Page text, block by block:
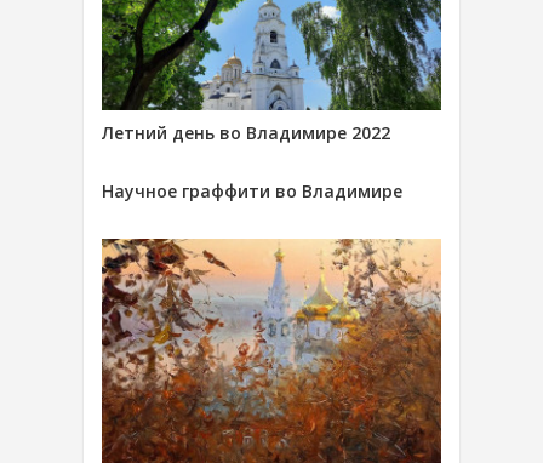
Летний день во Владимире 2022
Научное граффити во Владимире